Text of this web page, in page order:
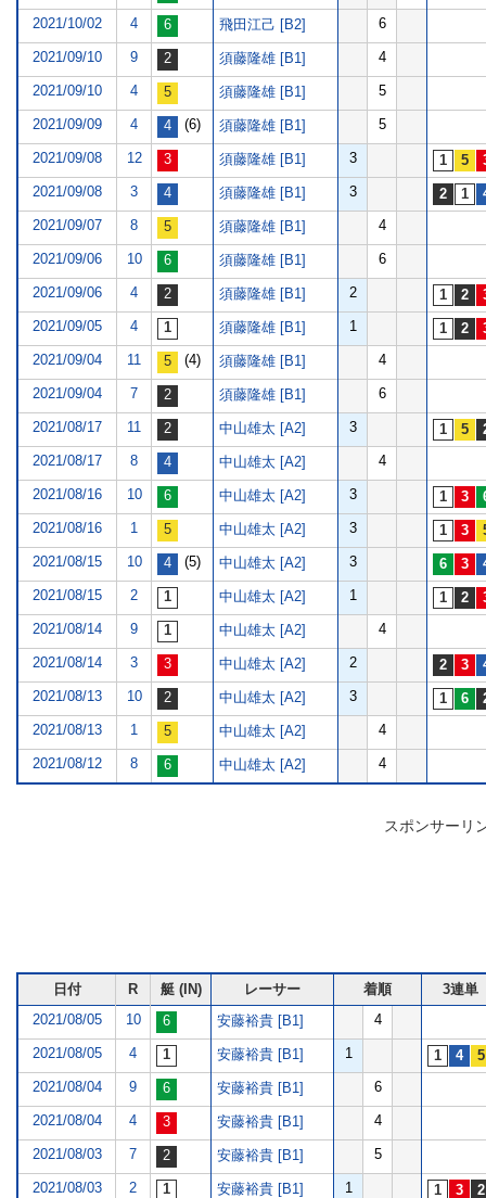
2021/10/02 4 飛田江己 [B2] 6
2021/09/10 9 須藤隆雄 [B1] 4
2021/09/10 4 須藤隆雄 [B1] 5
2021/09/09 4 (6) 須藤隆雄 [B1] 5
2021/09/08 12 須藤隆雄 [B1] 3
2021/09/08 3 須藤隆雄 [B1] 3
2021/09/07 8 須藤隆雄 [B1] 4
2021/09/06 10 須藤隆雄 [B1] 6
2021/09/06 4 須藤隆雄 [B1] 2
2021/09/05 4 須藤隆雄 [B1] 1
2021/09/04 11 (4) 須藤隆雄 [B1] 4
2021/09/04 7 須藤隆雄 [B1] 6
2021/08/17 11 中山雄太 [A2] 3
2021/08/17 8 中山雄太 [A2] 4
2021/08/16 10 中山雄太 [A2] 3
2021/08/16 1 中山雄太 [A2] 3
2021/08/15 10 (5) 中山雄太 [A2] 3
2021/08/15 2 中山雄太 [A2] 1
2021/08/14 9 中山雄太 [A2] 4
2021/08/14 3 中山雄太 [A2] 2
2021/08/13 10 中山雄太 [A2] 3
2021/08/13 1 中山雄太 [A2] 4
2021/08/12 8 中山雄太 [A2] 4
スポンサーリ
日付 R 艇 (IN) レーサー 着順
3連単
2021/08/05
10 安藤裕貴 [B1] 4
2021/08/05 4 安藤裕貴 [B1] 1
2021/08/04 9 安藤裕貴 [B1] 6
2021/08/04 4 安藤裕貴 [B1] 4
2021/08/03 7 安藤裕貴 [B1] 5
2021/08/03 2 安藤裕貴 [B1] 1